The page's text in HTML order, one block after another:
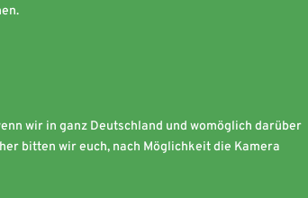
wir in ganz Deutschland und womöglich darüber
bitten wir euch, nach Möglichkeit die Kamera